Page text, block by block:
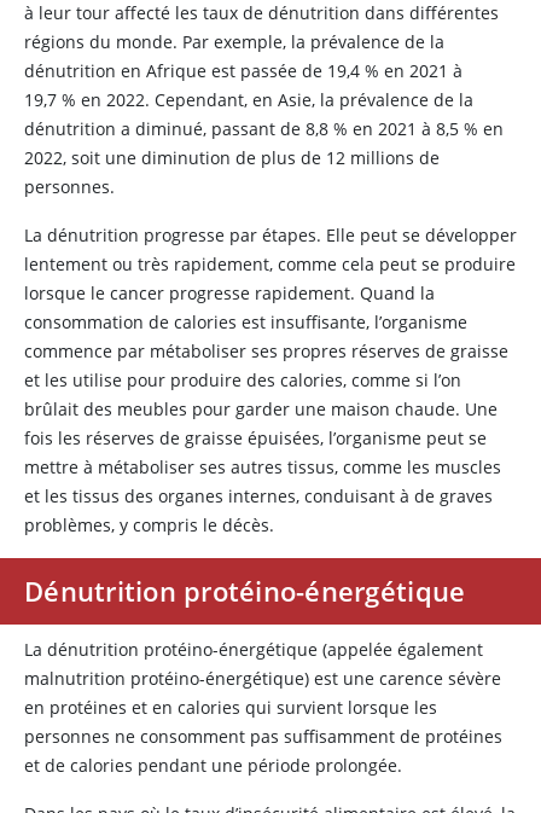
à leur tour affecté les taux de dénutrition dans différentes
régions du monde. Par exemple, la prévalence de la
dénutrition en Afrique est passée de 19,4 % en 2021 à
19,7 % en 2022. Cependant, en Asie, la prévalence de la
dénutrition a diminué, passant de 8,8 % en 2021 à 8,5 % en
2022, soit une diminution de plus de 12 millions de
personnes.
La dénutrition progresse par étapes. Elle peut se développer
lentement ou très rapidement, comme cela peut se produire
lorsque le cancer progresse rapidement. Quand la
consommation de calories est insuffisante, l’organisme
commence par métaboliser ses propres réserves de graisse
et les utilise pour produire des calories, comme si l’on
brûlait des meubles pour garder une maison chaude. Une
fois les réserves de graisse épuisées, l’organisme peut se
mettre à métaboliser ses autres tissus, comme les muscles
et les tissus des organes internes, conduisant à de graves
problèmes, y compris le décès.
Dénutrition protéino-énergétique
La dénutrition protéino-énergétique (appelée également
malnutrition protéino-énergétique) est une carence sévère
en protéines et en calories qui survient lorsque les
personnes ne consomment pas suffisamment de protéines
et de calories pendant une période prolongée.